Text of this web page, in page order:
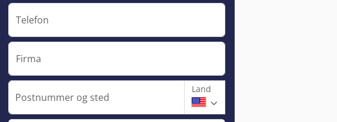
Telefon
Firma
Postnummer og sted
Land